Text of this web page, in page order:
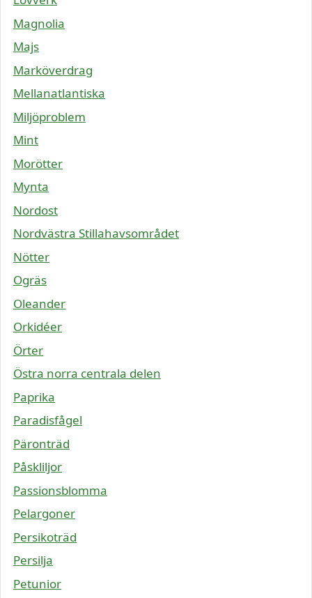
Magnolia
Majs
Marköverdrag
Mellanatlantiska
Miljöproblem
Mint
Morötter
Mynta
Nordost
Nordvästra Stillahavsområdet
Nötter
Ogräs
Oleander
Orkidéer
Örter
Östra norra centrala delen
Paprika
Paradisfågel
Päronträd
Påskliljor
Passionsblomma
Pelargoner
Persikoträd
Persilja
Petunior